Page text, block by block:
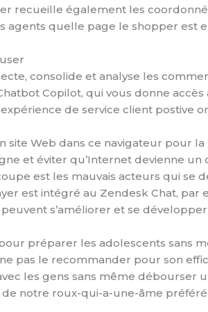
recueille également les
agents quelle page le shopper est
consolide et analyse les
Copilot, qui vous donne
de service client
Web dans ce navigateur pour
et éviter qu’Internet devienne un
est les mauvais acteurs qui se
est intégré au Zendesk Chat,
s’améliorer et se
préparer les adolescents sans
pas le recommander pour son
les gens sans même débourser
de notre roux-qui-a-une-âme